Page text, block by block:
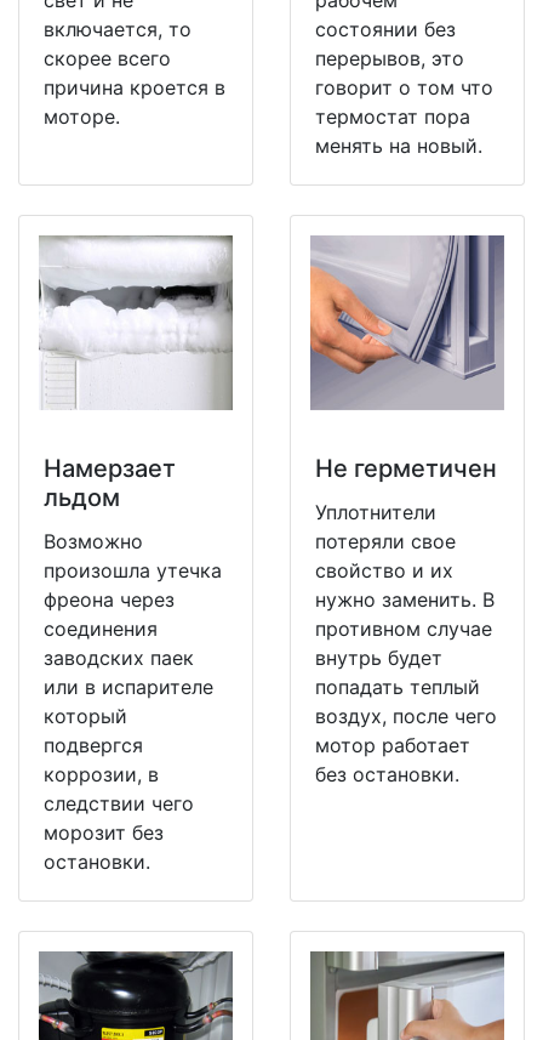
включается, то
скорее всего
причина кроется в
моторе.
состоянии без
перерывов, это
говорит о том что
термостат пора
менять на новый.
Намерзает
льдом
Возможно
произошла утечка
фреона через
соединения
заводских паек
или в испарителе
который
подвергся
коррозии, в
следствии чего
морозит без
остановки.
Не герметичен
Уплотнители
потеряли свое
свойство и их
нужно заменить. В
противном случае
внутрь будет
попадать теплый
воздух, после чего
мотор работает
без остановки.